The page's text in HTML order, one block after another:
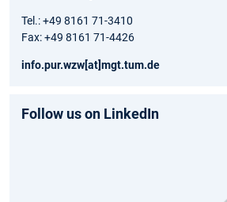
Tel.: +49 8161 71-3410
Fax: +49 8161 71-4426
info.pur.wzw[at]mgt.tum.de
Follow us on LinkedIn